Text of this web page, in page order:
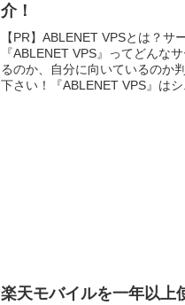
介！
【PR】ABLENET VPSとは？サ
『ABLENET VPS』ってどんな
るのか、自分に向いているのか
下さい！『ABLENET VPS』はシ
楽天モバイルを一年以上